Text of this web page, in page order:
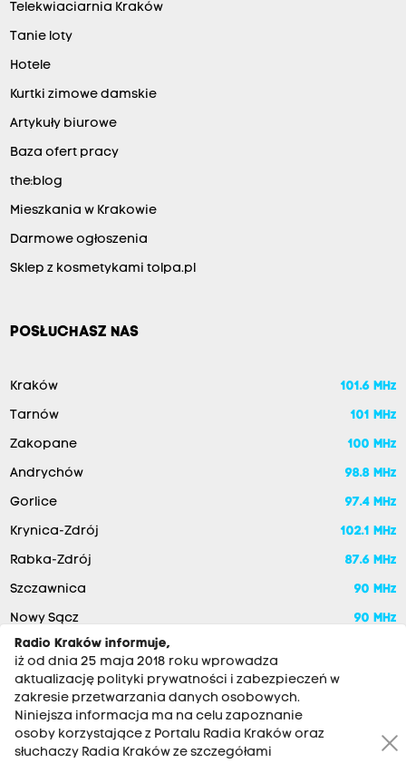
Telekwiaciarnia Kraków
Tanie loty
Hotele
Kurtki zimowe damskie
Artykuły biurowe
Baza ofert pracy
the:blog
Mieszkania w Krakowie
Darmowe ogłoszenia
Sklep z kosmetykami tolpa.pl
POSŁUCHASZ NAS
Kraków 101.6 MHz
Tarnów 101 MHz
Zakopane 100 MHz
Andrychów 98.8 MHz
Gorlice 97.4 MHz
Krynica-Zdrój 102.1 MHz
Rabka-Zdrój 87.6 MHz
Szczawnica 90 MHz
Nowy Sącz
90 MHz
Radio Kraków informuje,
iż od dnia 25 maja 2018 roku wprowadza
aktualizację polityki prywatności i zabezpieczeń w
zakresie przetwarzania danych osobowych.
Niniejsza informacja ma na celu zapoznanie
osoby korzystające z Portalu Radia Kraków oraz
słuchaczy Radia Kraków ze szczegółami